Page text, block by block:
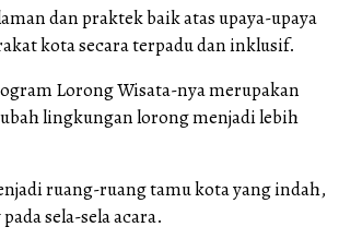
dan praktek baik atas upaya-upaya
kota secara terpadu dan inklusif.
Lorong Wisata-nya merupakan
lingkungan lorong menjadi lebih
ruang-ruang tamu kota yang indah,
sela-sela acara.